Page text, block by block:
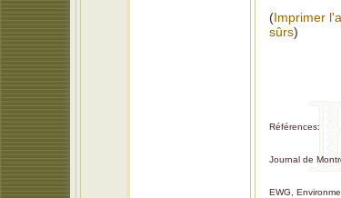
(Imprimer
sûrs)
Références:
Journal de
EWG,